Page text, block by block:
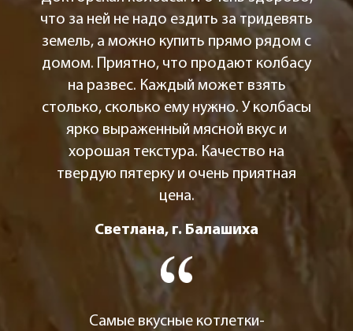
что за ней не надо ездить за тридевять
земель, а можно купить прямо рядом с
домом. Приятно, что продают колбасу
на развес. Каждый может взять
столько, сколько ему нужно. У колбасы
ярко выраженный мясной вкус и
хорошая текстура. Качество на
твердую пятерку и очень приятная
цена.
Светлана, г. Балашиха
Самые вкусные котлетки-